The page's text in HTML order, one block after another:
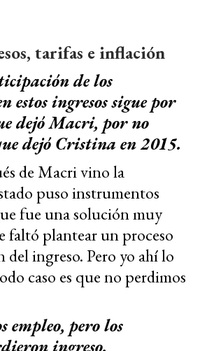
tarifas e inflación
de los
estos ingresos sigue por
dejó Macri, por no
dejó Cristina en 2015.
de Macri vino la
puso instrumentos
fue una solución muy
faltó plantear un proceso
del ingreso. Pero yo ahí lo
caso es que no perdimos
pero los
ingreso.